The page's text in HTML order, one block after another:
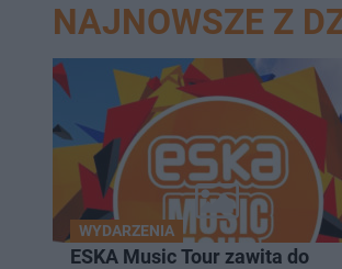
NAJNOWSZE Z
WYDARZENIA
ESKA Music Tour zawita do